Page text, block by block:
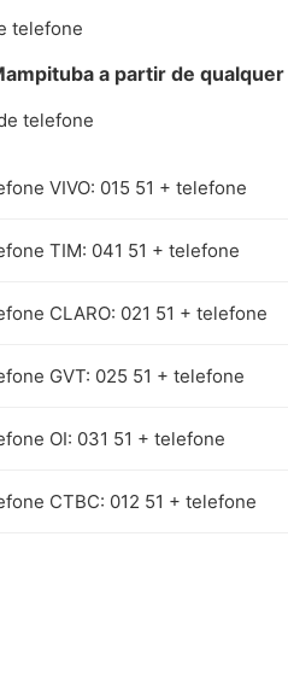
telefone
a partir de
telefone
VIVO: 015 51 + telefone
TIM: 041 51 + telefone
CLARO: 021 51 + telefone
GVT: 025 51 + telefone
OI: 031 51 + telefone
CTBC: 012 51 + telefone